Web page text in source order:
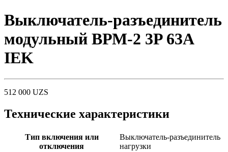
Выключатель-разъединитель
модульный ВРМ-2 3P 63А
IEK
512 000 UZS
Технические характеристики
Тип включения или
отключения
Выключатель-разъединитель
нагрузки